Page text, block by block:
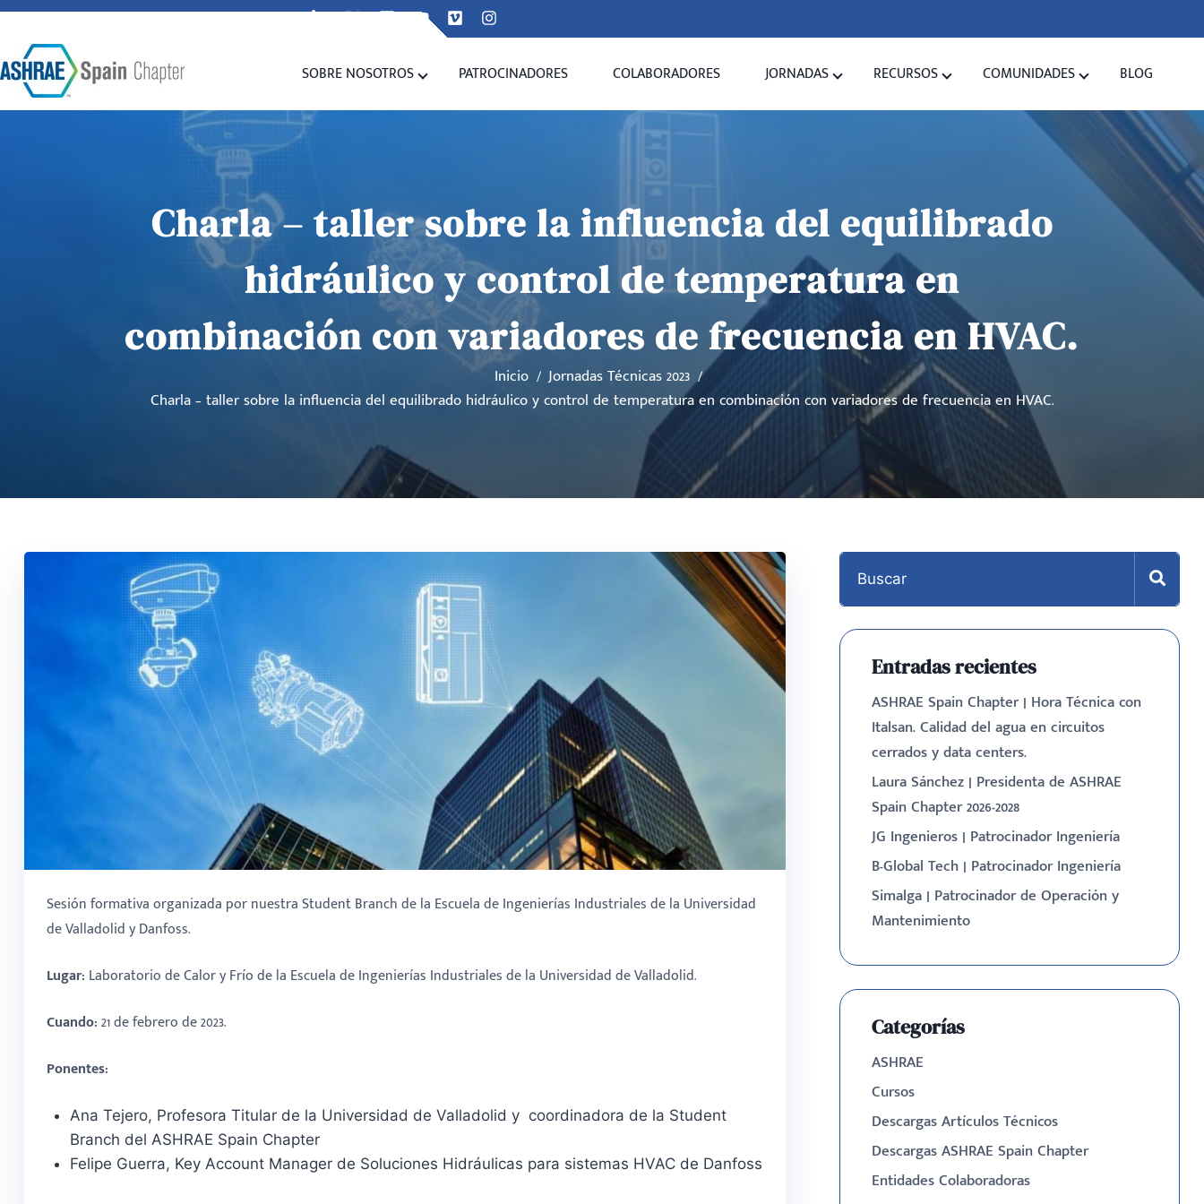
secretaria@spain-ashrae.org
SOBRE NOSOTROS PATROCINADORES COLABORADORES JORNADAS RECURSOS COMUNIDADES BLOG
Charla – taller sobre la influencia del equilibrado
hidráulico y control de temperatura en
combinación con variadores de frecuencia en HVAC.
Inicio
Jornadas Técnicas 2023
Charla – taller sobre la influencia del equilibrado hidráulico y control de temperatura en combinación con variadores de frecuencia en HVAC.
Sesión formativa organizada por nuestra Student Branch de la Escuela de Ingenierías Industriales de la Universidad
de Valladolid y Danfoss.
Lugar: Laboratorio de Calor y Frío de la Escuela de Ingenierías Industriales de la Universidad de Valladolid.
Cuando:21 de febrero de 2023.
Ponentes:
Ana Tejero, Profesora Titular de la Universidad de Valladolid y coordinadora de la Student
Branch del ASHRAE Spain Chapter
Felipe Guerra, Key Account Manager de Soluciones Hidráulicas para sistemas HVAC de Danfoss
Entradas recientes
ASHRAE Spain Chapter | Hora Técnica con
Italsan. Calidad del agua en circuitos
cerrados y data centers.
Laura Sánchez | Presidenta de ASHRAE
Spain Chapter 2026-2028
JG Ingenieros | Patrocinador Ingeniería
B-Global Tech | Patrocinador Ingeniería
Simalga | Patrocinador de Operación y
Mantenimiento
Categorías
ASHRAE
Cursos
Descargas Artículos Técnicos
Descargas ASHRAE Spain Chapter
Entidades Colaboradoras